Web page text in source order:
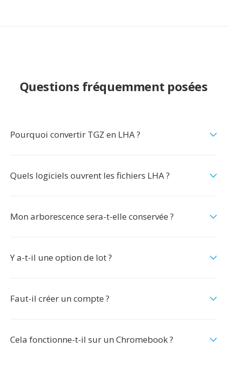
Questions fréquemment posées
Pourquoi convertir TGZ en LHA ?
Quels logiciels ouvrent les fichiers LHA ?
Mon arborescence sera-t-elle conservée ?
Y a-t-il une option de lot ?
Faut-il créer un compte ?
Cela fonctionne-t-il sur un Chromebook ?